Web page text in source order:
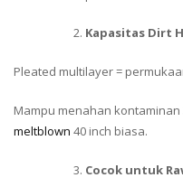
Kapasitas Dirt
Pleated multilayer =
Mampu menahan kontaminan
meltblown 40 inch biasa.
Cocok untuk